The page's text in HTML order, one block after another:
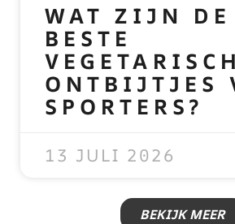
WAT ZIJN DE
BESTE
ONTBIJTJES
SPORTERS?
13 JULI 2026
BEKIJK MEER